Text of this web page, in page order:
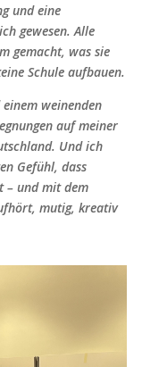
und eine
gewesen. Alle
gemacht, was sie
Schule aufbauen.
weinenden
auf meiner
Und ich
Gefühl, dass
– und mit dem
mutig, kreativ